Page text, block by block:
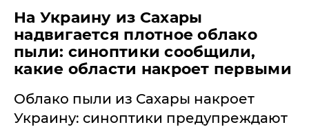
На Украину из Сахары
надвигается плотное облако
пыли: синоптики сообщили,
какие области накроет первыми
Облако пыли из Сахары накроет
Украину: синоптики предупреждают